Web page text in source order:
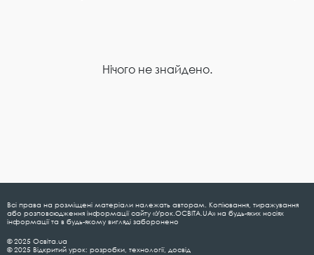
Нічого не знайдено.
Всі права на розміщені матеріали належать авторам. Копіювання, тиражування
або розповсюдження інформації сайту «Урок.ОСВІТА.UA» на будь-яких носіях
інформації та в будь-якому вигляді заборонено
© 2025 Освіта.ua
© 2025 Відкритий урок: розробки, технології, досвід